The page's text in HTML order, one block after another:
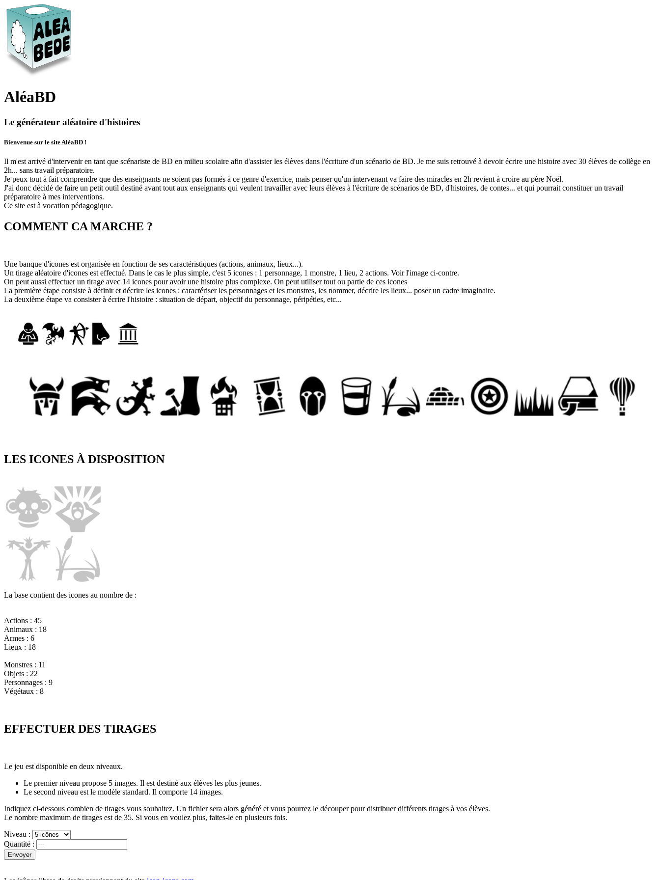
AléaBD
Le générateur aléatoire d'histoires
Bienvenue sur le site AléaBD !
Il m'est arrivé d'intervenir en tant que scénariste de BD en milieu scolaire afin d'assister les élèves dans l'écriture d'un scénario de BD. Je me suis retrouvé à devoir écrire une histoire avec 30 élèves de collège en
2h... sans travail préparatoire.
Je peux tout à fait comprendre que des enseignants ne soient pas formés à ce genre d'exercice, mais penser qu'un intervenant va faire des miracles en 2h revient à croire au père Noël.
J'ai donc décidé de faire un petit outil destiné avant tout aux enseignants qui veulent travailler avec leurs élèves à l'écriture de scénarios de BD, d'histoires, de contes... et qui pourrait constituer un travail
préparatoire à mes interventions.
Ce site est à vocation pédagogique.
COMMENT CA MARCHE ?
Une banque d'icones est organisée en fonction de ses caractéristiques (actions, animaux, lieux...).
Un tirage aléatoire d'icones est effectué. Dans le cas le plus simple, c'est 5 icones : 1 personnage, 1 monstre, 1 lieu, 2 actions. Voir l'image ci-contre.
On peut aussi effectuer un tirage avec 14 icones pour avoir une histoire plus complexe. On peut utiliser tout ou partie de ces icones
La première étape consiste à définir et décrire les icones : caractériser les personnages et les monstres, les nommer, décrire les lieux... poser un cadre imaginaire.
La deuxième étape va consister à écrire l'histoire : situation de départ, objectif du personnage, péripéties, etc...
LES ICONES À DISPOSITION
La base contient des icones au nombre de :
Actions : 45
Animaux : 18
Armes : 6
Lieux : 18
Monstres : 11
Objets : 22
Personnages : 9
Végétaux : 8
EFFECTUER DES TIRAGES
Le jeu est disponible en deux niveaux.
Le premier niveau propose 5 images. Il est destiné aux élèves les plus jeunes.
Le second niveau est le modèle standard. Il comporte 14 images.
Indiquez ci-dessous combien de tirages vous souhaitez. Un fichier sera alors généré et vous pourrez le découper pour distribuer différents tirages à vos élèves.
Le nombre maximum de tirages est de 35. Si vous en voulez plus, faites-le en plusieurs fois.
Niveau :
Quantité :